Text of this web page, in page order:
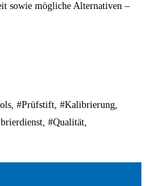
sowie mögliche Alternativen –
#Prüfstift, #Kalibrierung,
#Qualität,